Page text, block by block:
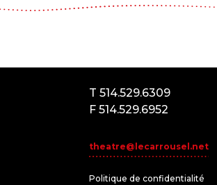
T 514.529.6309
F 514.529.6952
theatre@lecarrousel.net
Politique de confidentialité